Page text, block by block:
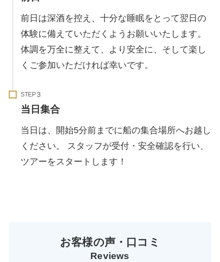
前日は深酒を控え、十分な睡眠をとって翌日の
体験に備えていただくようお願いいたします。
体調を万全に整えて、より安全に、そして楽し
くご参加いただければ幸いです。
STEP
当日集合
当日は、開始5分前までに船の集合場所へお越し
ください。 スタッフが受付・安全確認を行い、
ツアーをスタートします！
お客様の声・口コミ
Reviews